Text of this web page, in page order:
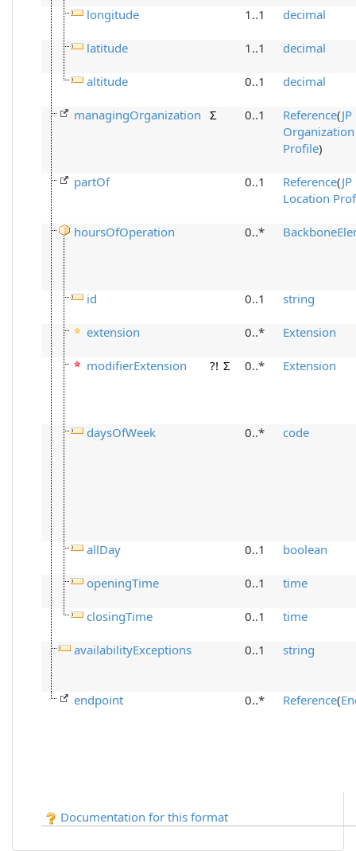
longitude 1..1 decimal
latitude 1..1 decimal
altitude 0..1 decimal
managingOrganization Σ 0..1 Reference(
Organization
Profile)
partOf 0..1 Reference(
Location
hoursOfOperation 0..*
id 0..1 string
extension 0..* Extension
modifierExtension ?! Σ 0..* Extension
daysOfWeek 0..* code
allDay 0..1 boolean
openingTime 0..1 time
closingTime 0..1 time
availabilityExceptions 0..1 string
endpoint 0..* Reference(
Documentation for this format